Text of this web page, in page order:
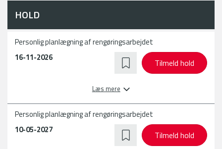
HOLD
16-11-2026
Personlig planlægning af rengøringsarbejdet
Læs mere
Tilmeld hold
10-05-2027
Personlig planlægning af rengøringsarbejdet
Tilmeld hold